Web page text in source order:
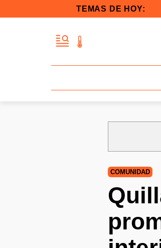
TEMAS DE HOY:
COMUNIDAD